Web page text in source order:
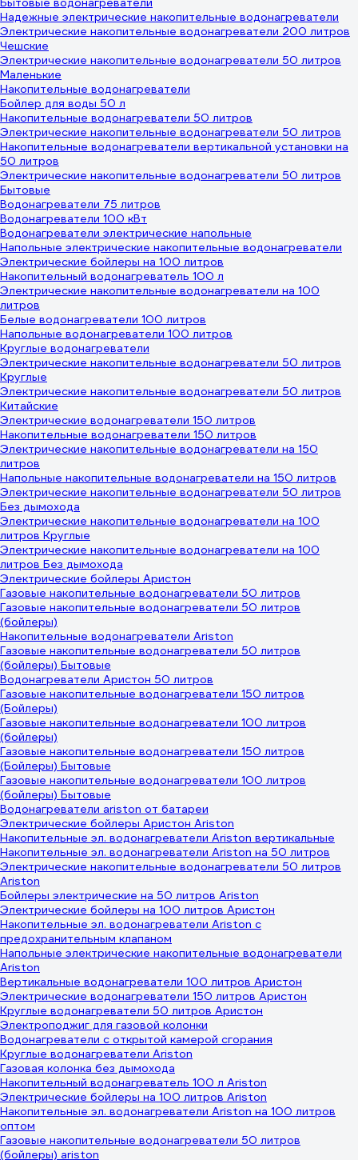
Надежные электрические накопительные водонагреватели
Электрические накопительные водонагреватели 200 литров
Чешские
Электрические накопительные водонагреватели 50 литров
Маленькие
Накопительные водонагреватели
Бойлер для воды 50 л
Накопительные водонагреватели 50 литров
Электрические накопительные водонагреватели 50 литров
Накопительные водонагреватели вертикальной установки на
50 литров
Электрические накопительные водонагреватели 50 литров
Бытовые
Водонагреватели 75 литров
Водонагреватели 100 кВт
Водонагреватели электрические напольные
Напольные электрические накопительные водонагреватели
Электрические бойлеры на 100 литров
Накопительный водонагреватель 100 л
Электрические накопительные водонагреватели на 100
литров
Белые водонагреватели 100 литров
Напольные водонагреватели 100 литров
Круглые водонагреватели
Электрические накопительные водонагреватели 50 литров
Круглые
Электрические накопительные водонагреватели 50 литров
Китайские
Электрические водонагреватели 150 литров
Накопительные водонагреватели 150 литров
Электрические накопительные водонагреватели на 150
литров
Напольные накопительные водонагреватели на 150 литров
Электрические накопительные водонагреватели 50 литров
Без дымохода
Электрические накопительные водонагреватели на 100
литров Круглые
Электрические накопительные водонагреватели на 100
литров Без дымохода
Электрические бойлеры Аристон
Газовые накопительные водонагреватели 50 литров
Газовые накопительные водонагреватели 50 литров
(бойлеры)
Накопительные водонагреватели Ariston
Газовые накопительные водонагреватели 50 литров
(бойлеры) Бытовые
Водонагреватели Аристон 50 литров
Газовые накопительные водонагреватели 150 литров
(Бойлеры)
Газовые накопительные водонагреватели 100 литров
(бойлеры)
Газовые накопительные водонагреватели 150 литров
(Бойлеры) Бытовые
Газовые накопительные водонагреватели 100 литров
(бойлеры) Бытовые
Водонагреватели ariston от батареи
Электрические бойлеры Аристон Ariston
Накопительные эл. водонагреватели Ariston вертикальные
Накопительные эл. водонагреватели Ariston на 50 литров
Электрические накопительные водонагреватели 50 литров
Ariston
Бойлеры электрические на 50 литров Ariston
Электрические бойлеры на 100 литров Аристон
Накопительные эл. водонагреватели Ariston с
предохранительным клапаном
Напольные электрические накопительные водонагреватели
Ariston
Вертикальные водонагреватели 100 литров Аристон
Электрические водонагреватели 150 литров Аристон
Круглые водонагреватели 50 литров Аристон
Электроподжиг для газовой колонки
Водонагреватели с открытой камерой сгорания
Круглые водонагреватели Ariston
Газовая колонка без дымохода
Накопительный водонагреватель 100 л Ariston
Электрические бойлеры на 100 литров Ariston
Накопительные эл. водонагреватели Ariston на 100 литров
оптом
Газовые накопительные водонагреватели 50 литров
(бойлеры) ariston